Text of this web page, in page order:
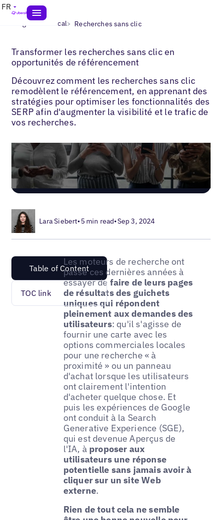
FR
Blogs> SEO local> Recherches sans clic
Transformer les recherches sans clic en
opportunités de référencement
Découvrez comment les recherches sans clic
remodèlent le référencement, en apprenant des
stratégies pour optimiser les fonctionnalités des
SERP afin d'augmenter la visibilité et le trafic de
vos recherches.
Lara Siebert•5 min read•Sep 3, 2024
Table of Content
TOC link
Les moteurs de recherche ont
passé ces dernières années à
essayer de faire de leurs pages
de résultats des guichets
uniques qui répondent
pleinement aux demandes des
utilisateurs: qu'il s'agisse de
fournir une carte avec les
options commerciales locales
pour une recherche « à
proximité » ou un panneau
d'achat lorsque les utilisateurs
ont clairement l'intention
d'acheter quelque chose. Et
puis les expériences de Google
ont conduit à la Search
Generative Experience (SGE),
qui est devenue Aperçus de
l'IA, à proposer aux
utilisateurs une réponse
potentielle sans jamais avoir à
cliquer sur un site Web
externe.
Rien de tout cela ne semble